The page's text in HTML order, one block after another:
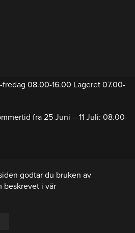
08.00-16.00 Lageret 07.00-
fra 25 Juni – 11 Juli: 08.00-
godtar du bruken av
beskrevet i vår